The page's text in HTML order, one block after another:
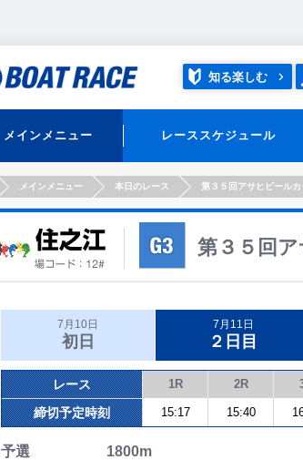
知る楽しむ
メインメニュー レーススケジュール
HOMEメインメニュー 本日のレース 第３５回アサヒビールカ
第３５回
7月10日
初日
7月11日
２日目
レース 1R 2R
締切予定時刻 15:17 15:40
予選 1800m